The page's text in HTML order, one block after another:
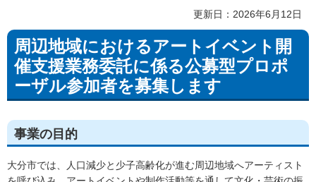
更新日：2026年6月12日
周辺地域におけるアートイベント開
催支援業務委託に係る公募型プロポ
ーザル参加者を募集します
事業の目的
大分市では、人口減少と少子高齢化が進む周辺地域へアーティスト